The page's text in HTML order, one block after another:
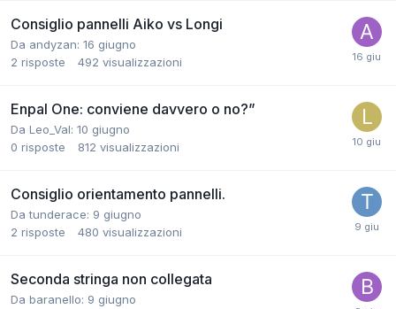
Consiglio pannelli Aiko vs Longi
Da andyzan: 16 giugno
2 risposte 492 visualizzazioni
Enpal One: conviene davvero o no?”
Da Leo_Val: 10 giugno
0 risposte 812 visualizzazioni
Consiglio orientamento pannelli.
Da tunderace: 9 giugno
2 risposte 480 visualizzazioni
Seconda stringa non collegata
Da baranello: 9 giugno